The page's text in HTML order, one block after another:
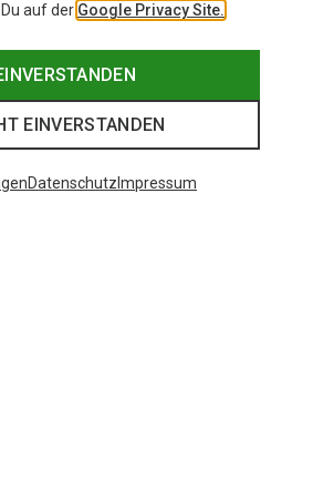
auf der Google Privacy Site.
EINVERSTANDEN
Datenschutz Impressum